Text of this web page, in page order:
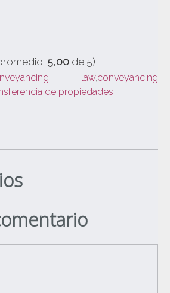
5,00 de 5)
law,conveyancing
de propiedades